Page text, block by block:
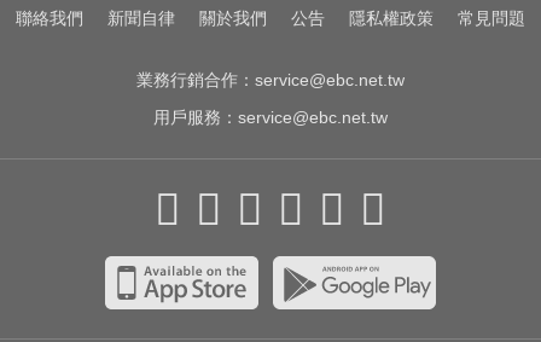
白海豚來襲又有「颱風整備假」？
聯絡我們 新聞自律 關於我們 公告 隱私權政策 常見問題
業務行銷合作： service@ebc.net.tw
用戶服務： service@ebc.net.tw